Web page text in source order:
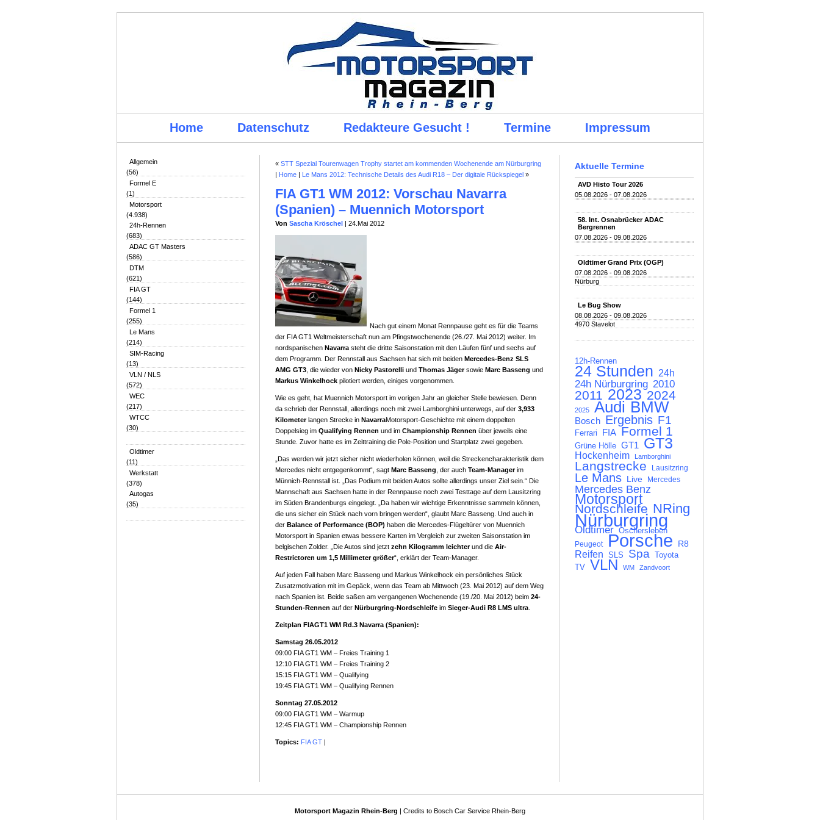
Home Datenschutz Redakteure Gesucht ! Termine Impressum
Allgemein
(56)
Formel E
(1)
Motorsport
(4.938)
24h-Rennen
(683)
ADAC GT Masters
(586)
DTM
(621)
FIA GT
(144)
Formel 1
(255)
Le Mans
(214)
SIM-Racing
(13)
VLN / NLS
(572)
WEC
(217)
WTCC
(30)
Oldtimer
(11)
Werkstatt
(378)
Autogas
(35)
Aktuelle Termine
AVD Histo Tour 2026
05.08.2026 - 07.08.2026
58. Int. Osnabrücker ADAC
Bergrennen
07.08.2026 - 09.08.2026
Oldtimer Grand Prix (OGP)
07.08.2026 - 09.08.2026
Nürburg
Le Bug Show
08.08.2026 - 09.08.2026
4970 Stavelot
12h-Rennen
24 Stunden 24h
24h Nürburgring 2010
2011 2023 2024
2025 Audi BMW
Bosch Ergebnis F1
Ferrari FIA Formel 1
Grüne Hölle GT1 GT3
Hockenheim Lamborghini
Langstrecke Lausitzring
Le Mans Live Mercedes
Mercedes Benz
Motorsport
Nordschleife NRing
Nürburgring
Oldtimer Oschersleben
Peugeot Porsche R8
Reifen SLS Spa Toyota
TV VLN WM Zandvoort
« STT Spezial Tourenwagen Trophy startet am kommenden Wochenende am Nürburgring
| Home | Le Mans 2012: Technische Details des Audi R18 – Der digitale Rückspiegel »
FIA GT1 WM 2012: Vorschau Navarra
(Spanien) – Muennich Motorsport
Von Sascha Kröschel | 24.Mai 2012
Nach gut einem Monat Rennpause geht es für die Teams
der FIA GT1 Weltmeisterschaft nun am Pfingstwochenende (26./27. Mai 2012) weiter. Im
nordspanischen Navarra steht die dritte Saisonstation mit den Läufen fünf und sechs auf
dem Programm. Der Rennstall aus Sachsen hat sich mit beiden Mercedes-Benz SLS
AMG GT3 , die wieder von Nicky Pastorelli und Thomas Jägersowie Marc Basseng und
Markus Winkelhock pilotiert werden, einiges vorgenommen.
Wie es geht, hat Muennich Motorsport im vorigen Jahr an gleicher Stelle bewiesen. Denn
da schrieb der Rennstall, allerdings noch mit zwei Lamborghini unterwegs, auf der 3,933
Kilometerlangen Strecke in NavarraMotorsport-Geschichte mit einem doppelten
Doppelsieg im Qualifying Rennen und im Championship Rennen über jeweils eine
Stunde. Zuvor hatte es im Zeittraining die Pole-Position und Startplatz zwei gegeben.
„Das werden wir jetzt sicher nicht wiederholen können, weil die Streckencharakteristik dem
Mercedes nicht entgegenkommt“, sagt Marc Basseng , der auch Team-Managerim
Münnich-Rennstall ist. „Das Podium mit beiden Autos sollte allerdings unser Ziel sein.“ Die
Mannschaft aus Sachsen hatte in der Rennpause noch zwei Testtage auf dem Lausitzring
im Süden Brandenburgs eingelegt. „Da haben wir wichtige Erkenntnisse sammeln können,
die uns sicher ein Stück nach vorn bringen werden“, glaubt Marc Basseng. Und auch in
der Balance of Performance (BOP) haben die Mercedes-Flügeltürer von Muennich
Motorsport in Spanien etwas bessere Karten im Vergleich zur zweiten Saisonstation im
belgischen Zolder. „Die Autos sind jetzt zehn Kilogramm leichterund die Air-
Restrictoren um 1,5 Millimeter größer“, erklärt der Team-Manager.
Auf jeden Fall haben Marc Basseng und Markus Winkelhock ein persönliches Stück
Zusatzmotivation mit im Gepäck, wenn das Team ab Mittwoch (23. Mai 2012) auf dem Weg
nach Spanien ist. Beide saßen am vergangenen Wochenende (19./20. Mai 2012) beim 24-
Stunden-Rennen auf der Nürburgring-Nordschleife im Sieger-Audi R8 LMS ultra
Zeitplan FIAGT1 WM Rd.3 Navarra (Spanien):
Samstag 26.05.2012
09:00 FIA GT1 WM – Freies Training 1
12:10 FIA GT1 WM – Freies Training 2
15:15 FIA GT1 WM – Qualifying
19:45 FIA GT1 WM – Qualifying Rennen
Sonntag 27.05.2012
09:00 FIA GT1 WM – Warmup
12:45 FIA GT1 WM – Championship Rennen
Topics: FIA GT |
Motorsport Magazin Rhein-Berg | Credits to Bosch Car Service Rhein-Berg